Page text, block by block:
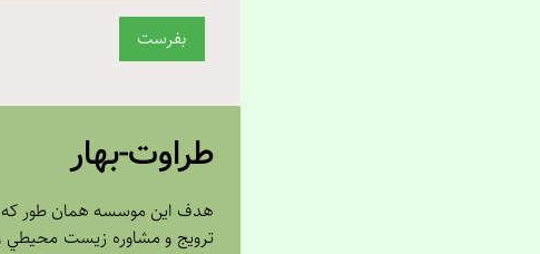
طراوت-بهار
هدف اين موسسه همان طور که
ترويج و مشاوره زيست